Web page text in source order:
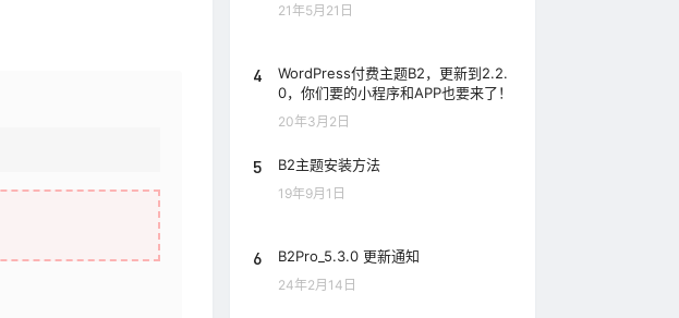
21年5月21日
4
WordPress付费主题B2，更新到2.2.
0，你们要的小程序和APP也要来了！
20年3月2日
5 B2主题安装方法
19年9月1日
6 B2Pro_5.3.0 更新通知
24年2月14日